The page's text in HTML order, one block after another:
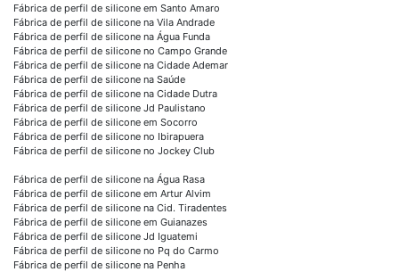
Fábrica de perfil de silicone em Santo Amaro
Fábrica de perfil de silicone na Vila Andrade
Fábrica de perfil de silicone na Água Funda
Fábrica de perfil de silicone no Campo Grande
Fábrica de perfil de silicone na Cidade Ademar
Fábrica de perfil de silicone na Saúde
Fábrica de perfil de silicone na Cidade Dutra
Fábrica de perfil de silicone Jd Paulistano
Fábrica de perfil de silicone em Socorro
Fábrica de perfil de silicone no Ibirapuera
Fábrica de perfil de silicone no Jockey Club
Fábrica de perfil de silicone na Água Rasa
Fábrica de perfil de silicone em Artur Alvim
Fábrica de perfil de silicone na Cid. Tiradentes
Fábrica de perfil de silicone em Guianazes
Fábrica de perfil de silicone Jd Iguatemi
Fábrica de perfil de silicone no Pq do Carmo
Fábrica de perfil de silicone na Penha